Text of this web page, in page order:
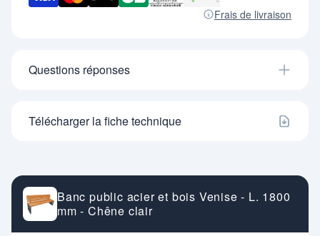
Frais de livraison
Questions réponses
Télécharger la fiche technique
Banc public acier et bois Venise - L. 1800
mm - Chêne clair